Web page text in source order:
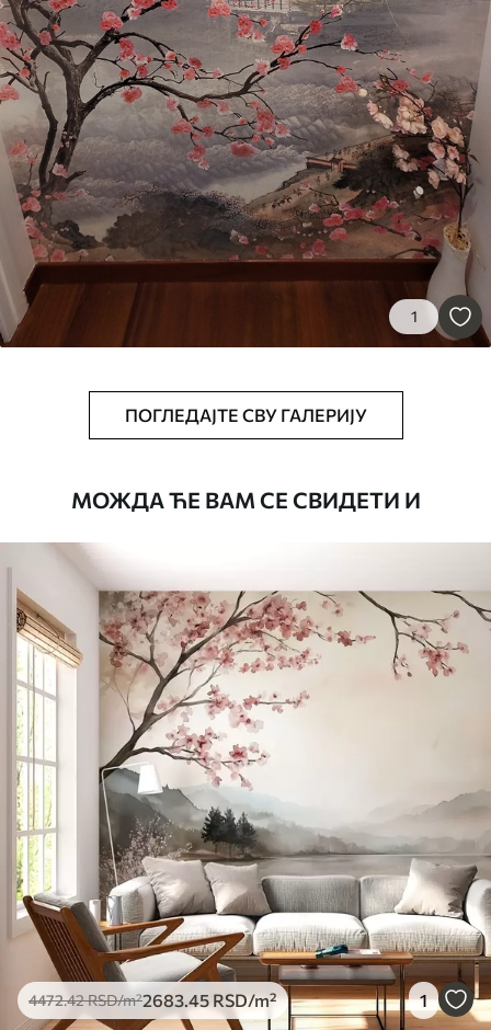
6333 3800.00 RSD /m²
Peel and Stick
8166.67 4900 .00 RSD/m²
1
ПОГЛЕДАЈТЕ СВУ ГАЛЕРИЈУ
МОЖДА ЋЕ ВАМ СЕ СВИДЕТИ И
4472.42RSD/m²2683.45 RSD/m² 1